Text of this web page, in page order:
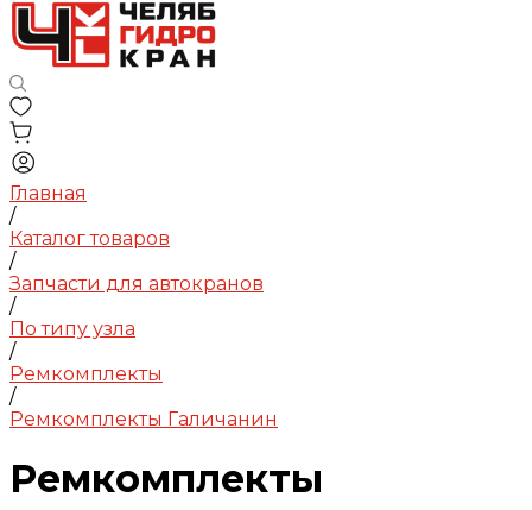
Главная
/
Каталог товаров
/
Запчасти для автокранов
/
По типу узла
/
Ремкомплекты
/
Ремкомплекты Галичанин
Ремкомплекты